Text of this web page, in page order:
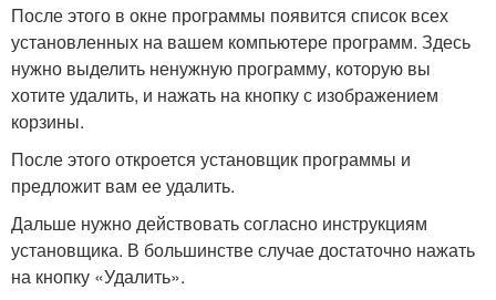
После этого в окне программы появится список всех
установленных на вашем компьютере программ. Здесь
нужно выделить ненужную программу, которую вы
хотите удалить, и нажать на кнопку с изображением
корзины.
После этого откроется установщик программы и
предложит вам ее удалить.
Дальше нужно действовать согласно инструкциям
установщика. В большинстве случае достаточно нажать
на кнопку «Удалить».